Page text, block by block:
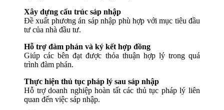
Xây dựng cấu trúc sáp nhập
Đề xuất phương án sáp nhập phù hợp với mục tiêu đầu
tư của nhà đầu tư.
Hỗ trợ đàm phán và ký kết hợp đồng
Giúp các bên đạt được thỏa thuận hợp lý trong quá
trình đàm phán.
Thực hiện thủ tục pháp lý sau sáp nhập
Hỗ trợ doanh nghiệp hoàn tất các thủ tục pháp lý liên
quan đến việc sáp nhập.